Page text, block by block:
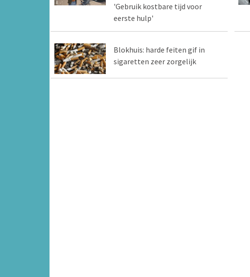
'Gebruik kostbare tijd voor
eerste hulp'
Blokhuis: harde feiten gif in
sigaretten zeer zorgelijk